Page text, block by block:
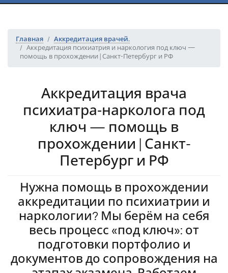
Главная
Аккредитация врачей.
Аккредитация психиатрия и наркология под ключ —
помощь в прохождении | Санкт-Петербург и РФ
Аккредитация врача
психиатра‑нарколога под
ключ — помощь в
прохождении | Санкт-
Петербург и РФ
Нужна помощь в прохождении
аккредитации по психиатрии и
наркологии? Мы берём на себя
весь процесс «под ключ»: от
подготовки портфолио и
документов до сопровождения на